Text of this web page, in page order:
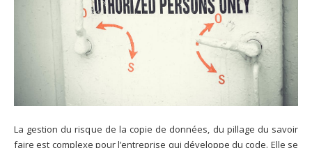
La gestion du risque de la copie de données, du pillage du savoir
faire est complexe pour l’entreprise qui développe du code. Elle se